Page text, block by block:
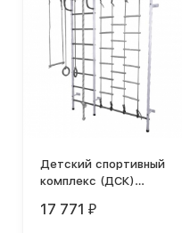
Детский спортивный
комплекс (ДСК)
17 771 ₽